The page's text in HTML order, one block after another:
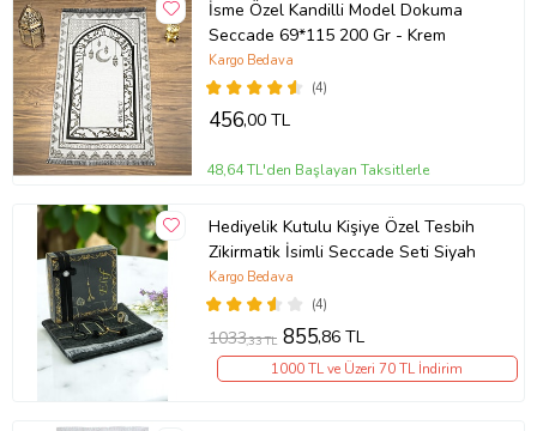
İsme Özel Kandilli Model Dokuma
Seccade 69*115 200 Gr - Krem
(4)
Kargo Bedava
456,00 TL
48,64 TL'den Başlayan Taksitlerle
Hediyelik Kutulu Kişiye Özel Tesbih
Zikirmatik İsimli Seccade Seti Siyah
(4)
Kargo Bedava
1033,33 TL 855,86 TL
1000 TL ve Üzeri 70 TL İndirim